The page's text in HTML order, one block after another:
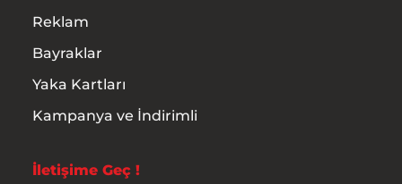
Reklam
Bayraklar
Yaka Kartları
Kampanya ve İndirimli
İletişime Geç !